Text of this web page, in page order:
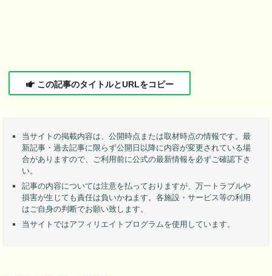
この記事のタイトルとURLをコピー
当サイトの掲載内容は、公開時点または取材時点の情報です。最
新記事・過去記事に限らず公開日以降に内容が変更されている場
合がありますので、ご利用前に公式の最新情報を必ずご確認下さ
い。
記事の内容については注意を払っておりますが、万一トラブルや
損害が生じても責任は負いかねます。各施設・サービス等の利用
はご自身の判断でお願い致します。
当サイトではアフィリエイトプログラムを使用しています。